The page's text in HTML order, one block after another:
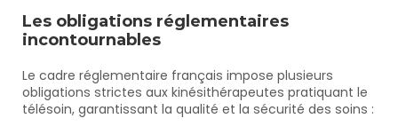
Les obligations réglementaires
incontournables
Le cadre réglementaire français impose plusieurs
obligations strictes aux kinésithérapeutes pratiquant le
télésoin, garantissant la qualité et la sécurité des soins :